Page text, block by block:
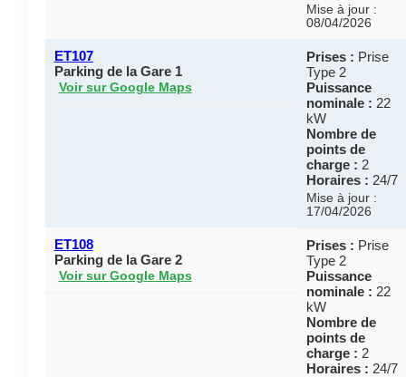
Mise à jour :
08/04/2026
ET107
Parking de la Gare 1
Voir sur Google Maps
Prises : Prise
Type 2
Puissance
nominale : 22
kW
Nombre de
points de
charge : 2
Horaires : 24/7
Mise à jour :
17/04/2026
ET108
Parking de la Gare 2
Voir sur Google Maps
Prises : Prise
Type 2
Puissance
nominale : 22
kW
Nombre de
points de
charge : 2
Horaires : 24/7